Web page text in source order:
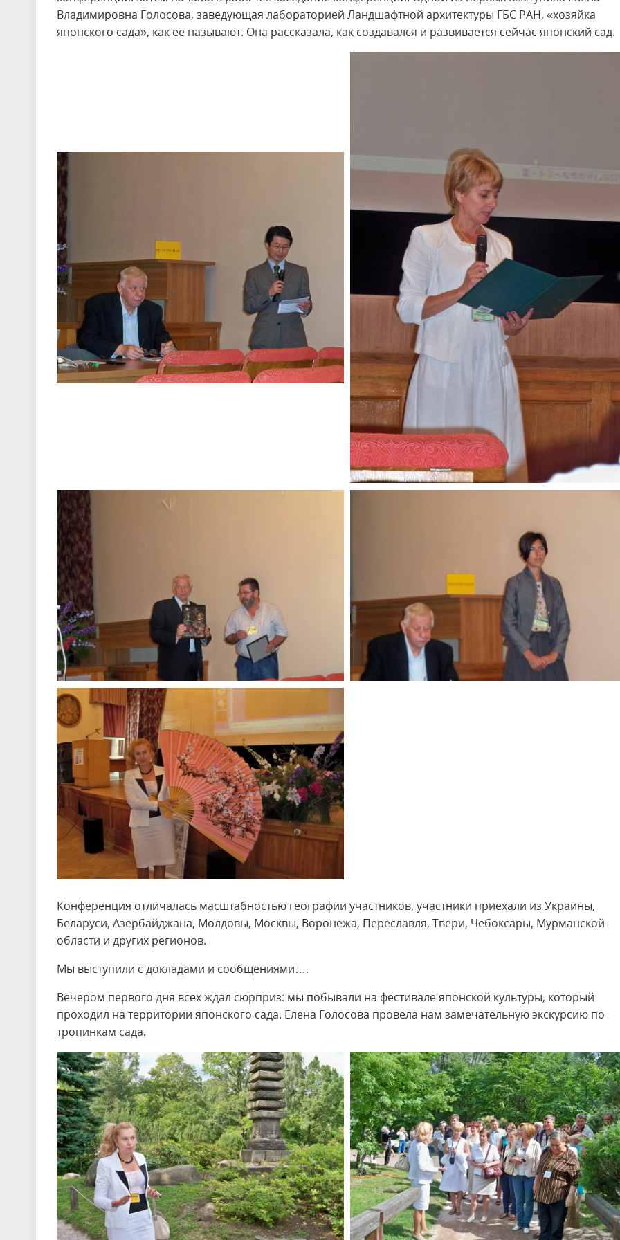
Владимировна Голосова, заведующая лабораторией Ландшафтной архитектуры ГБС РАН, «хозяйка
японского сада», как ее называют. Она рассказала, как создавался и развивается сейчас японский сад.
Конференция отличалась масштабностью географии участников, участники приехали из Украины,
Беларуси, Азербайджана, Молдовы, Москвы, Воронежа, Переславля, Твери, Чебоксары, Мурманской
области и других регионов.
Мы выступили с докладами и сообщениями….
Вечером первого дня всех ждал сюрприз: мы побывали на фестивале японской культуры, который
проходил на территории японского сада. Елена Голосова провела нам замечательную экскурсию по
тропинкам сада.